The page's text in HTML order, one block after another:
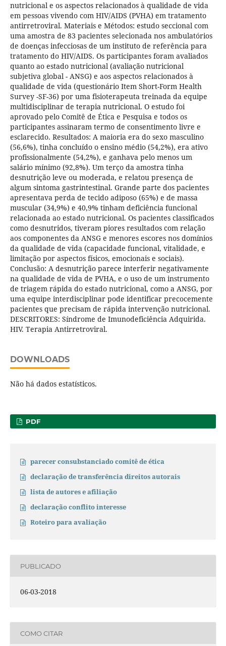
nutricional e os aspectos relacionados à qualidade de vida
em pessoas vivendo com HIV/AIDS (PVHA) em tratamento
antirretroviral. Materiais e Métodos: estudo seccional com
uma amostra de 83 pacientes selecionada nos ambulatórios
de doenças infecciosas de um instituto de referência para
tratamento do HIV/AIDS. Os participantes foram avaliados
quanto ao estado nutricional (avaliação nutricional
subjetiva global - ANSG) e aos aspectos relacionados à
qualidade de vida (questionário Item Short-Form Health
Survey -SF-36) por uma fisioterapeuta treinada da equipe
multidisciplinar de terapia nutricional. O estudo foi
aprovado pelo Comitê de Ética e Pesquisa e todos os
participantes assinaram termo de consentimento livre e
esclarecido. Resultados: A maioria era do sexo masculino
(56,6%), tinha concluído o ensino médio (54,2%), era ativo
profissionalmente (54,2%), e ganhava pelo menos um
salário mínimo (92,8%). Um terço da amostra tinha
desnutrição leve ou moderada, e relatou presença de
algum sintoma gastrintestinal. Grande parte dos pacientes
apresentava perda de tecido adiposo (65%) e de massa
muscular (34,9%) e 40,9% tinham deficiência funcional
relacionada ao estado nutricional. Os pacientes classificados
como desnutridos, tiveram piores resultados com relação
aos componentes da ANSG e menores escores nos domínios
da qualidade de vida (capacidade funcional, vitalidade, e
limitação por aspectos físicos, emocionais e sociais).
Conclusão: A desnutrição parece interferir negativamente
na qualidade de vida de PVHA, e o uso de um instrumento
de triagem rápida do estado nutricional, como a ANSG, por
uma equipe interdisciplinar pode identificar precocemente
pacientes que precisam de rápida intervenção nutricional.
DESCRITORES: Síndrome de Imunodeficiência Adquirida.
HIV. Terapia Antirretroviral.
DOWNLOADS
Não há dados estatísticos.
PDF
parecer consubstanciado comitê de ética
declaração de transferência direitos autorais
lista de autores e afiliação
declaração conflito interesse
Roteiro para avaliação
PUBLICADO
06-03-2018
COMO CITAR